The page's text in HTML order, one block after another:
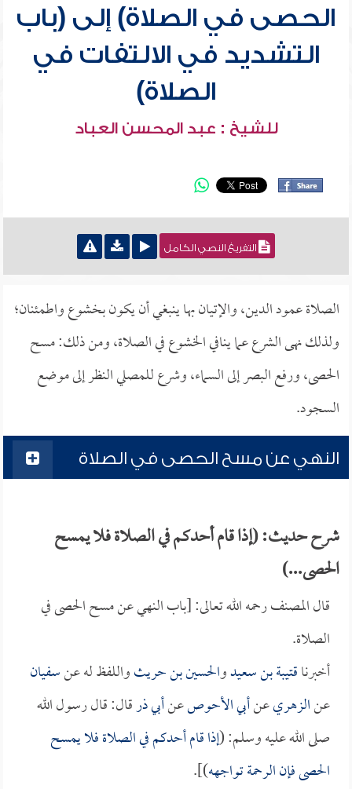
الحصى في الصلاة) إلى (باب
التشديد في الالتفات في
الصلاة)
للشيخ : عبد المحسن العباد
التفريغ النصي الكامل
الصلاة عمود الدين، والإتيان بها ينبغي أن يكون بخشوع واطمئنان؛
ولذلك نهى الشرع عما ينافي الخشوع في الصلاة، ومن ذلك: مسح
الحصى، ورفع البصر إلى السماء، وشرع للمصلي النظر إلى موضع
السجود.
النهي عن مسح الحصى في الصلاة
شرح حديث: (إذا قام أحدكم في الصلاة فلا يمسح
الحصى...)
قال المصنف رحمه الله تعالى: [باب النهي عن مسح الحصى في
الصلاة.
أخبرناقتيبة بن سعيدوالحسين بن حريثواللفظ له عنسفيان
عنالزهريعنأبي الأحوصعنأبي ذرقال: قال رسول الله
صلى الله عليه وسلم: (إذا قام أحدكم في الصلاة فلا يمسح
الحصى فإن الرحمة تواجهه)].